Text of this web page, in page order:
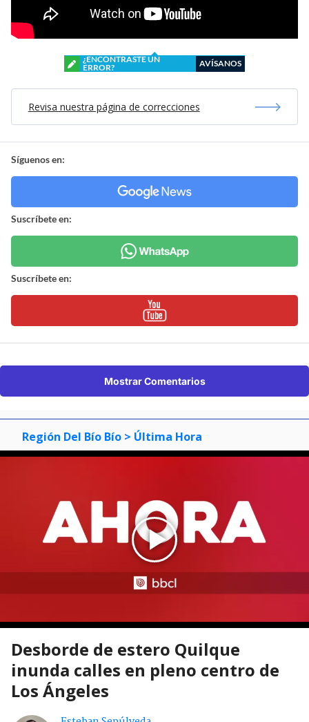
¿ENCONTRASTE UN
ERROR?
AVÍSANOS
Revisa nuestra página de correcciones
Síguenos en:
Suscríbete en:
Suscríbete en:
Mostrar Comentarios
Región Del Bío Bío > Última Hora
Desborde de estero Quilque
inunda calles en pleno centro de
Los Ángeles